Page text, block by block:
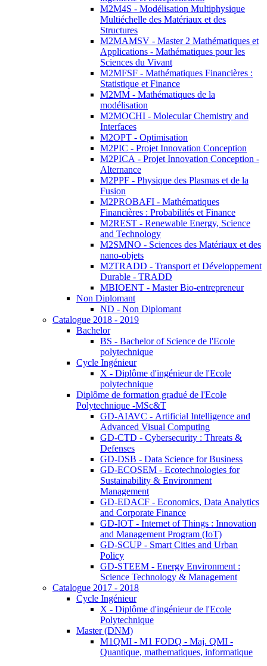
M2M4S - Modélisation Multiphysique
Multiéchelle des Matériaux et des
Structures
M2MAMSV - Master 2 Mathématiques et
Applications - Mathématiques pour les
Sciences du Vivant
M2MFSF - Mathématiques Financières :
Statistique et Finance
M2MM - Mathématiques de la
modélisation
M2MOCHI - Molecular Chemistry and
Interfaces
M2OPT - Optimisation
M2PIC - Projet Innovation Conception
M2PICA - Projet Innovation Conception -
Alternance
M2PPF - Physique des Plasmas et de la
Fusion
M2PROBAFI - Mathématiques
Financières : Probabilités et Finance
M2REST - Renewable Energy, Science
and Technology
M2SMNO - Sciences des Matériaux et des
nano-objets
M2TRADD - Transport et Développement
Durable - TRADD
MBIOENT - Master Bio-entrepreneur
Non Diplomant
ND - Non Diplomant
Catalogue 2018 - 2019
Bachelor
BS - Bachelor of Science de l'Ecole
polytechnique
Cycle Ingénieur
X - Diplôme d'ingénieur de l'Ecole
polytechnique
Diplôme de formation gradué de l'Ecole
Polytechnique -MSc&T
GD-AIAVC - Artificial Intelligence and
Advanced Visual Computing
GD-CTD - Cybersecurity : Threats &
Defenses
GD-DSB - Data Science for Business
GD-ECOSEM - Ecotechnologies for
Sustainability & Environment
Management
GD-EDACF - Economics, Data Analytics
and Corporate Finance
GD-IOT - Internet of Things : Innovation
and Management Program (IoT)
GD-SCUP - Smart Cities and Urban
Policy
GD-STEEM - Energy Environment :
Science Technology & Management
Catalogue 2017 - 2018
Cycle Ingénieur
X - Diplôme d'ingénieur de l'Ecole
Polytechnique
Master (DNM)
M1QMI - M1 FODQ - Maj. QMI -
Quantique, mathematiques, informatique